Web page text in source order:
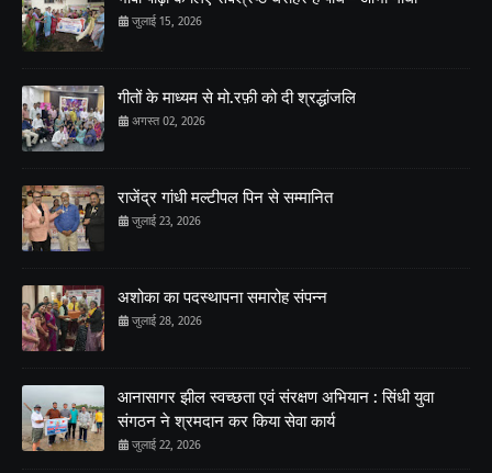
जुलाई 15, 2026
गीतों के माध्यम से मो.रफ़ी को दी श्रद्धांजलि
अगस्त 02, 2026
राजेंद्र गांधी मल्टीपल पिन से सम्मानित
जुलाई 23, 2026
अशोका का पदस्थापना समारोह संपन्न
जुलाई 28, 2026
आनासागर झील स्वच्छता एवं संरक्षण अभियान : सिंधी युवा
संगठन ने श्रमदान कर किया सेवा कार्य
जुलाई 22, 2026